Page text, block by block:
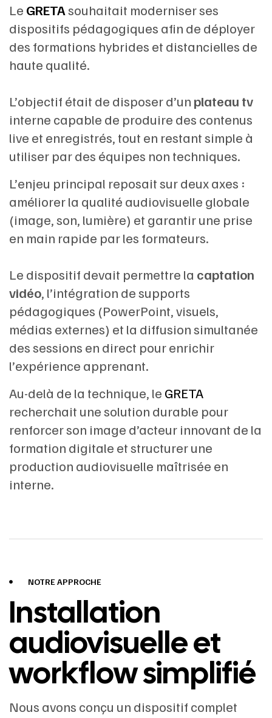
Le GRETAsouhaitait moderniser ses
dispositifs pédagogiques afin de déployer
des formations hybrides et distancielles de
haute qualité.
L’objectif était de disposer d’un plateau tv
interne capable de produire des contenus
live et enregistrés, tout en restant simple à
utiliser par des équipes non techniques.
L’enjeu principal reposait sur deux axes :
améliorer la qualité audiovisuelle globale
(image, son, lumière) et garantir une prise
en main rapide par les formateurs.
Le dispositif devait permettre la captation
vidéo, l’intégration de supports
pédagogiques (PowerPoint, visuels,
médias externes) et la diffusion simultanée
des sessions en direct pour enrichir
l’expérience apprenant.
Au-delà de la technique, le GRETA
recherchait une solution durable pour
renforcer son image d’acteur innovant de la
formation digitale et structurer une
production audiovisuelle maîtrisée en
interne.
NOTRE APPROCHE
Installation
audiovisuelle et
workflow simplifié
Nous avons conçu un dispositif complet